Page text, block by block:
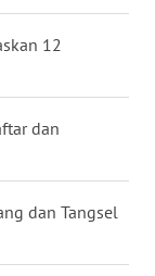
12
dan
dan Tangsel